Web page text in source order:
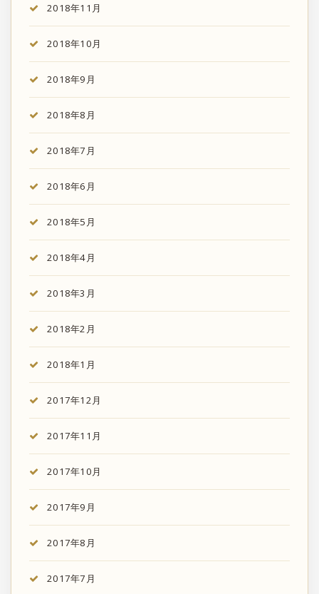
2018年11月
2018年10月
2018年9月
2018年8月
2018年7月
2018年6月
2018年5月
2018年4月
2018年3月
2018年2月
2018年1月
2017年12月
2017年11月
2017年10月
2017年9月
2017年8月
2017年7月